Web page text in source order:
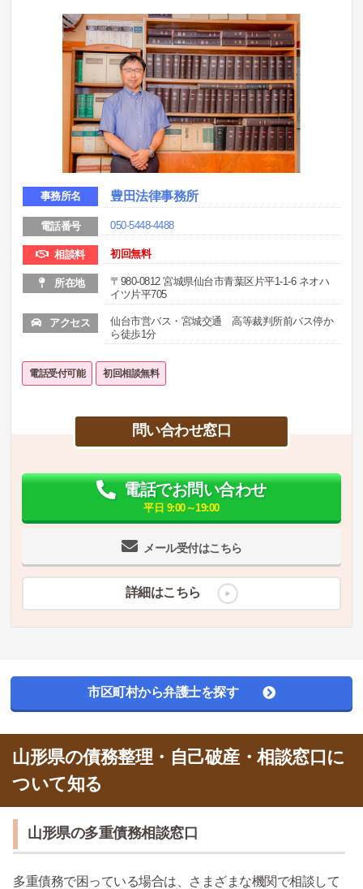
事務所名 豊田法律事務所
電話番号 050-5448-4488
相談料 初回無料
所在地
〒980-0812 宮城県仙台市青葉区片平1-1-6 ネオハ
イツ片平705
アクセス
仙台市営バス・宮城交通 高等裁判所前バス停か
ら徒歩1分
電話受付可能 初回相談無料
問い合わせ窓口
メール受付はこちら
電話でお問い合わせ
平日 9:00～19:00
詳細はこちら
市区町村から弁護士を探す
山形県の債務整理・自己破産・相談窓口に
ついて知る
山形県の多重債務相談窓口
多重債務で困っている場合は、さまざまな機関で相談して